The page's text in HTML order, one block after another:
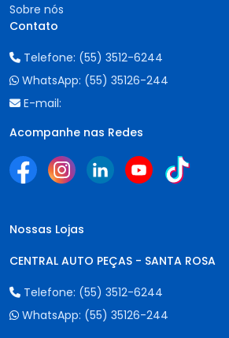
Sobre nós
Contato
Telefone: (55) 3512-6244
WhatsApp: (55) 35126-244
E-mail:
Acompanhe nas Redes
Nossas Lojas
CENTRAL AUTO PEÇAS - SANTA ROSA
Telefone: (55) 3512-6244
WhatsApp: (55) 35126-244